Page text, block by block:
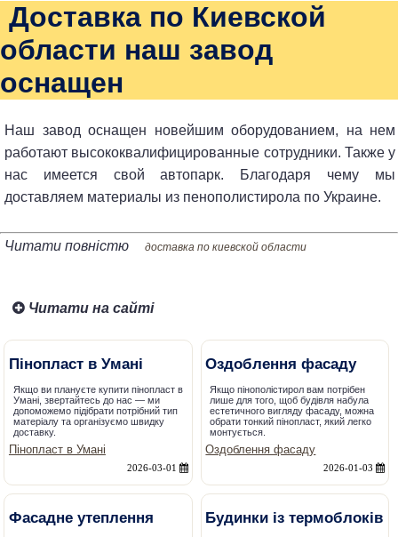
Доставка по Киевской
области наш завод
оснащен
Наш завод оснащен новейшим оборудованием, на нем
работают высококвалифицированные сотрудники. Также у
нас имеется свой автопарк. Благодаря чему мы
доставляем материалы из пенополистирола по Украине.
Читати повністю доставка по киевской области
Читати на сайті
Пінопласт в Умані
Якщо ви плануєте купити пінопласт в
Умані, звертайтесь до нас — ми
допоможемо підібрати потрібний тип
матеріалу та організуємо швидку
доставку.
Пінопласт в Умані
2026-03-01
Оздоблення фасаду
Якщо пінополістирол вам потрібен
лише для того, щоб будівля набула
естетичного вигляду фасаду, можна
обрати тонкий пінопласт, який легко
монтується.
Оздоблення фасаду
2026-01-03
Фасадне утеплення Будинки із термоблоків